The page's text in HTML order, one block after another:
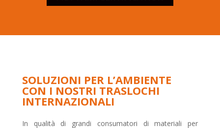
SOLUZIONI PER L’AMBIENTE
CON I NOSTRI TRASLOCHI
INTERNAZIONALI
In qualità di grandi consumatori di materiali per